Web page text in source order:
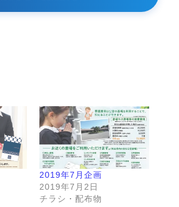
2019年7月企画
2019年7月2日
チラシ・配布物